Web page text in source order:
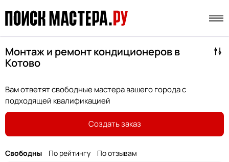
Монтаж и ремонт кондиционеров в
Котово
Вам ответят свободные мастера вашего города с
подходящей квалификацией
Создать заказ
Свободны По рейтингу По отзывам